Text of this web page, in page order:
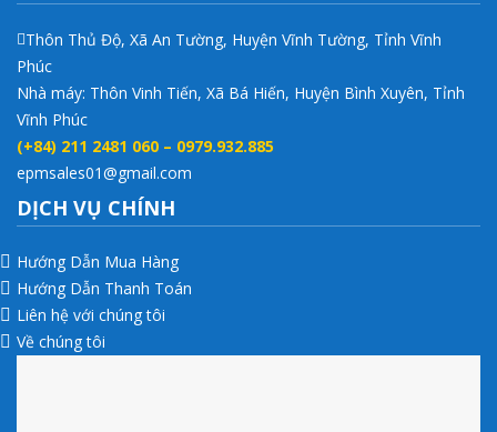
Thôn Thủ Độ, Xã An Tường, Huyện Vĩnh Tường, Tỉnh Vĩnh
Phúc
Nhà máy: Thôn Vinh Tiến, Xã Bá Hiến, Huyện Bình Xuyên, Tỉnh
Vĩnh Phúc
(+84) 211 2481 060 – 0979.932.885
epmsales01@gmail.com
DỊCH VỤ CHÍNH
Hướng Dẫn Mua Hàng
Hướng Dẫn Thanh Toán
Liên hệ với chúng tôi
Về chúng tôi